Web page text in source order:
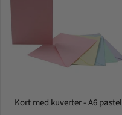
Kort med kuverter - A6 pastel